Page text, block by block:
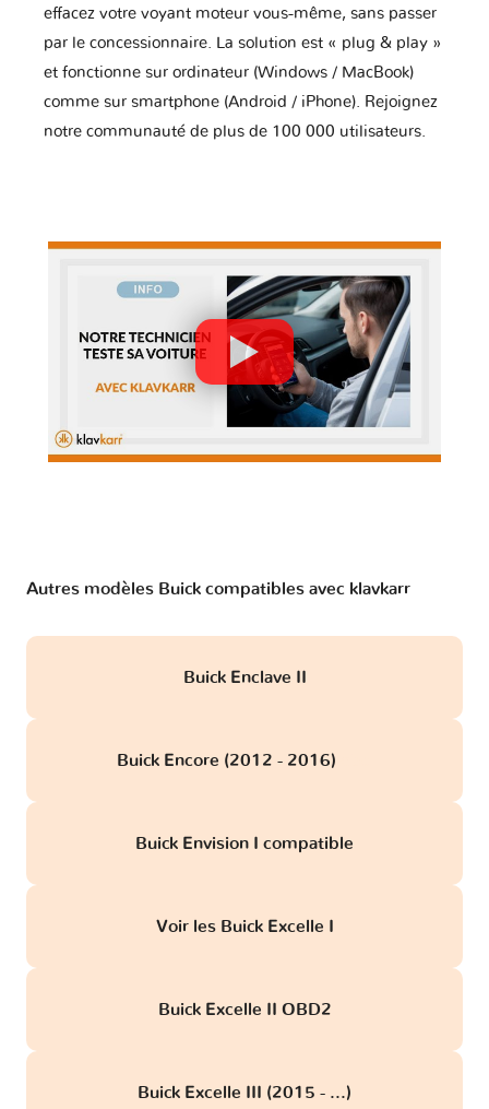
effacez votre voyant moteur vous-même, sans passer
par le concessionnaire. La solution est « plug & play »
et fonctionne sur ordinateur (Windows / MacBook)
comme sur smartphone (Android / iPhone). Rejoignez
notre communauté de plus de 100 000 utilisateurs.
Autres modèles Buick compatibles avec klavkarr
Buick Enclave II
Buick Encore (2012 - 2016)
Buick Envision I compatible
Voir les Buick Excelle I
Buick Excelle II OBD2
Buick Excelle III (2015 - ...)